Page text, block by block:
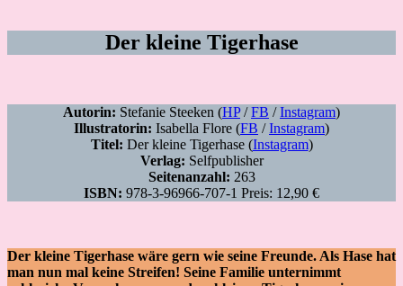
Der kleine Tigerhase
Autorin: Stefanie Steeken (HP/FB /Instagram)
Illustratorin: Isabella Flore (FB /Instagram)
Titel: Der kleine Tigerhase (Instagram)
Verlag: Selfpublisher
Seitenanzahl: 263
ISBN: 978-3-96966-707-1 Preis: 12,90 €
Der kleine Tigerhase wäre gern wie seine Freunde. Als Hase hat
man nun mal keine Streifen! Seine Familie unternimmt